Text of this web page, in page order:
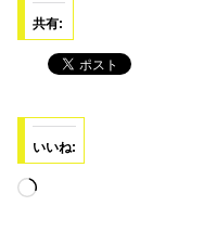
共有:
いいね:
読